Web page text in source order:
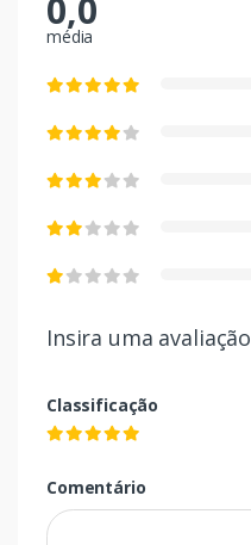
média
Insira uma avaliação
Classificação
Comentário